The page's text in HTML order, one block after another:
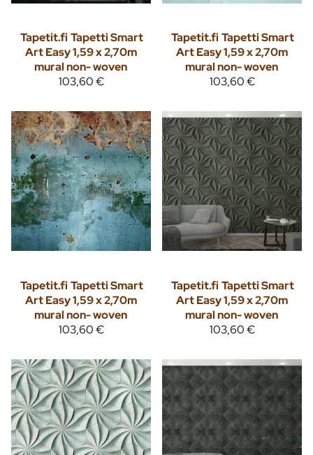
Tapetit.fiTapetti Smart
Art Easy 1,59 x 2,70m
mural non- woven
103,60 €
Tapetit.fiTapetti Smart
Art Easy 1,59 x 2,70m
mural non- woven
103,60 €
Tapetit.fiTapetti Smart
Art Easy 1,59 x 2,70m
mural non- woven
103,60 €
Tapetit.fiTapetti Smart
Art Easy 1,59 x 2,70m
mural non- woven
103,60 €